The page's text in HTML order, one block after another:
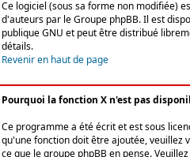
Ce logiciel (sous sa forme non modifiée)
d'auteurs par leGroupe phpBB. Il est
publique GNU et peut être distribué
détails.
Revenir en haut de page
Pourquoi la fonction X n'est pas
Ce programme a été écrit et est sous
qu'une fonction doit être ajoutée, veuillez
ce que le groupe phpBB en pense.